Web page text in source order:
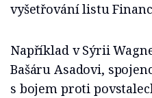
vyšetřování listu
Například v Sýrii
Bašáru Asadovi,
s bojem proti